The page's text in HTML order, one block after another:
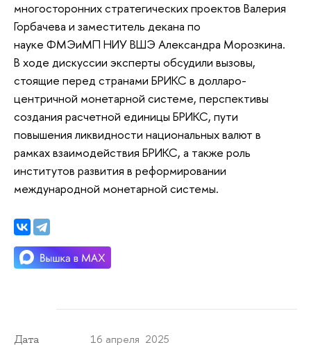
многосторонних стратегических проектов Валерия
Горбачева и заместитель декана по
науке ФМЭиМП НИУ ВШЭ Александра Морозкина.
В ходе дискуссии эксперты обсудили вызовы,
стоящие перед странами БРИКС в долларо-
центричной монетарной системе, перспективы
создания расчетной единицы БРИКС, пути
повышения ликвидности национальных валют в
рамках взаимодействия БРИКС, а также роль
институтов развития в реформировании
международной монетарной системы.
Дата 16 апреля 2025